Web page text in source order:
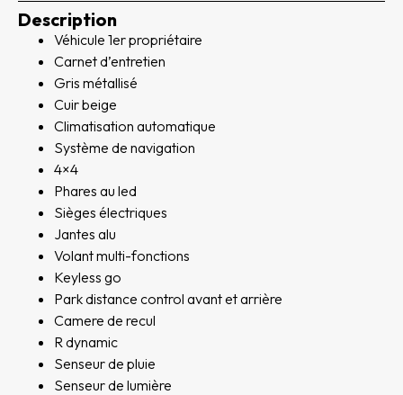
Description
Véhicule 1er propriétaire
Carnet d’entretien
Gris métallisé
Cuir beige
Climatisation automatique
Système de navigation
4×4
Phares au led
Sièges électriques
Jantes alu
Volant multi-fonctions
Keyless go
Park distance control avant et arrière
Camere de recul
R dynamic
Senseur de pluie
Senseur de lumière